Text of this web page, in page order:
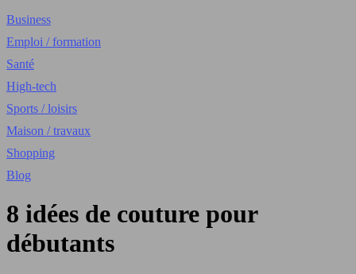
Business
Emploi / formation
Santé
High-tech
Sports / loisirs
Maison / travaux
Shopping
Blog
8 idées de couture pour
débutants